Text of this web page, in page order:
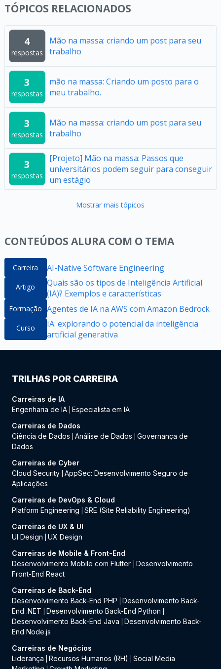
TÓPICOS RELACIONADOS
4
respostas
Mão na massa: criando um post para seu
trabalho
3
respostas
mão na massa: Criando um posto para o
meu trabalho.
3
respostas
Mão na massa: criando um post para seu
trabalho
3
respostas
[Projeto] Mão na massa: Passos que
universitários podem seguir para conseguir
um estágio
Mostrar mais tópicos
CONTEÚDOS ALURA COM O TEMA
Carreira AI-Native Software Engineering
Artigo
Quais são os tipos de Inteligência Artificial
(IA)? Exemplos e características
Formação Agentes de IA na AWS com Amazon Bedrock
Curso
IA: explorando o potencial da inteligência
artificial generativa
TRILHAS POR CARREIRA
Carreiras de IA
Engenharia de IA Especialista em IA
Carreiras de Dados
Ciência de Dados
Análise de Dados
Governança de
Dados
Carreiras de Cyber
Cloud Security AppSec: Desenvolvimento Seguro de
Aplicações
Carreiras de DevOps & Cloud
Platform Engineering
SRE (Site Reliability Engineering)
Carreiras de UX & UI
UI Design
UX Design
Carreiras de Mobile & Front-End
Desenvolvimento Mobile com Flutter
Desenvolvimento
Front-End React
Carreiras de Back-End
Desenvolvimento Back-End PHP
Desenvolvimento Back-
End .NET
Desenvolvimento Back-End Python
Desenvolvimento Back-End Java
Desenvolvimento Back-
End Node.js
Carreiras de Negócios
Liderança
Recursos Humanos (RH)
Social Media